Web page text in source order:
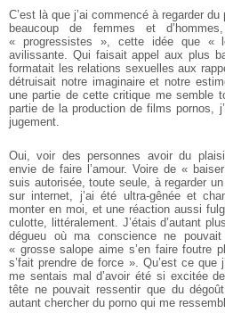
C’est là que j’ai commencé à regarder du
beaucoup de femmes et d’hommes,
« progressistes », cette idée que «
avilissante. Qui faisait appel aux plus
formatait les relations sexuelles aux
détruisait notre imaginaire et notre
une partie de cette critique me semble
partie de la production de films pornos,
jugement.
Oui, voir des personnes avoir du
envie de faire l’amour. Voire de «
suis autorisée, toute seule, à regarder
sur internet, j’ai été ultra-gênée et
monter en moi, et une réaction aussi
culotte, littéralement. J’étais d’autant
dégueu où ma conscience ne
« grosse salope aime s’en faire foutre
s’fait prendre de force ». Qu’est ce
me sentais mal d’avoir été si excitée
tête ne pouvait ressentir que du
autant chercher du porno qui me